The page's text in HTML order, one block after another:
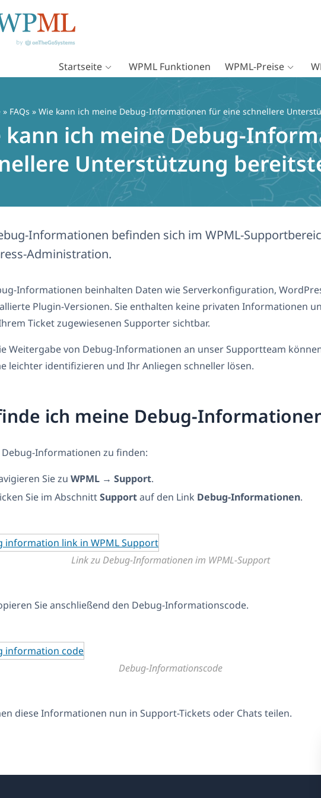
Startseite WPML Funktionen WPML-Preise
» FAQs » Wie kann ich meine Debug-Informationen für eine schnellere
kann ich meine Debug-
Unterstützung
Informationen befinden sich im WPML-
Administration.
Informationen beinhalten Daten wie Serverkonfiguration,
Plugin-Versionen. Sie enthalten keine privaten Informationen
Ticket zugewiesenen Supporter sichtbar.
Weitergabe von Debug-Informationen an unser Supportteam
leichter identifizieren und Ihr Anliegen schneller lösen.
ich meine Debug-
Informationen zu finden:
Sie zu WPML → Support.
Sie im AbschnittSupportauf den Link Debug-Informationen.
Link zu Debug-Informationen im WPML-Support
Sie anschließend den Debug-Informationscode.
Debug-Informationscode
diese Informationen nun in Support-Tickets oder Chats teilen.